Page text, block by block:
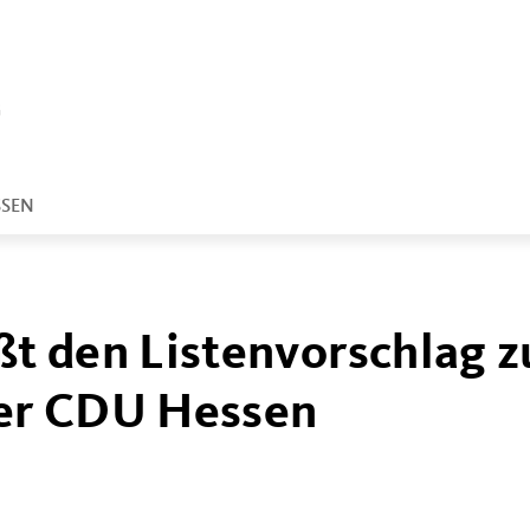
den Listenvorschlag
CDU Hessen